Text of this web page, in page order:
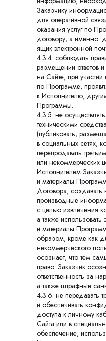
Заказчику
для оперативной
оказания услуг по
договору, а именно:
ящик электронной
4.3.4. соблюдать
размещении ответов
на Сайте, при участии
по Программе,
к Исполнителю,
Программы.
4.3.5. не
техническими
(публиковать,
в социальных сетях,
перепродавать
или некоммерческих
Исполнителем
и материалы
Договора, создавать
производные
с целью извлечения
а также
и материалы
образом, кроме как
некоммерческого
осознает, что тем
право. Заказчик
ответственность за
а также штрафные
4.3.6. не передавать
и обеспечивать
доступа к личному
Сайта или в
обеспечение,